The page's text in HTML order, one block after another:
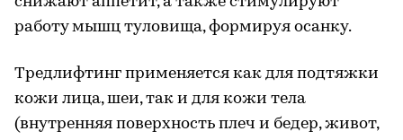
работу мышц туловища, формируя осанку.
Тредлифтинг применяется как для подтяжки
кожи лица, шеи, так и для кожи тела
(внутренняя поверхность плеч и бедер, живот,